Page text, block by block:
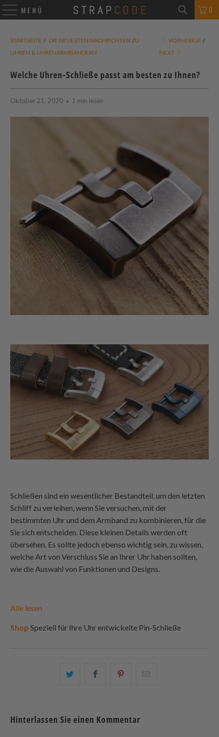
MENÜ 0
STARTSEITE / DIE NEUESTEN NACHRICHTEN ZU
UHREN & UHRENARMBÄNDERN
VORHERIGE /
NEXT
Welche Uhren-Schließe passt am besten zu Ihnen?
Oktober 21, 2020 1 min lesen
Schließen sind ein wesentlicher Bestandteil, um den letzten
Schliff zu verleihen, wenn Sie versuchen, mit der
bestimmten Uhr und dem Armband zu kombinieren, für die
Sie sich entscheiden. Diese kleinen Details werden oft
übersehen. Es sollte jedoch ebenso wichtig sein, zu wissen,
welche Art von Verschluss Sie an Ihrer Uhr haben sollten,
wie die Auswahl von Funktionen und Designs.
Alle lesen
Shop Speziell für Ihre Uhr entwickelte Pin-Schließe
Teilen
Twitter
Teilen
Facebook
Teilen
Pinterest
Hinterlassen Sie einen Kommentar